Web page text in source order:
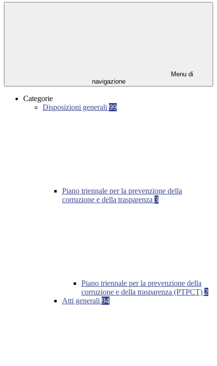
Menu di
navigazione
Categorie
Disposizioni generali 99
Piano triennale per la prevenzione della
corruzione e della trasparenza 3
Piano triennale per la prevenzione della
corruzione e della trasparenza (PTPCT) 2
Atti generali 94